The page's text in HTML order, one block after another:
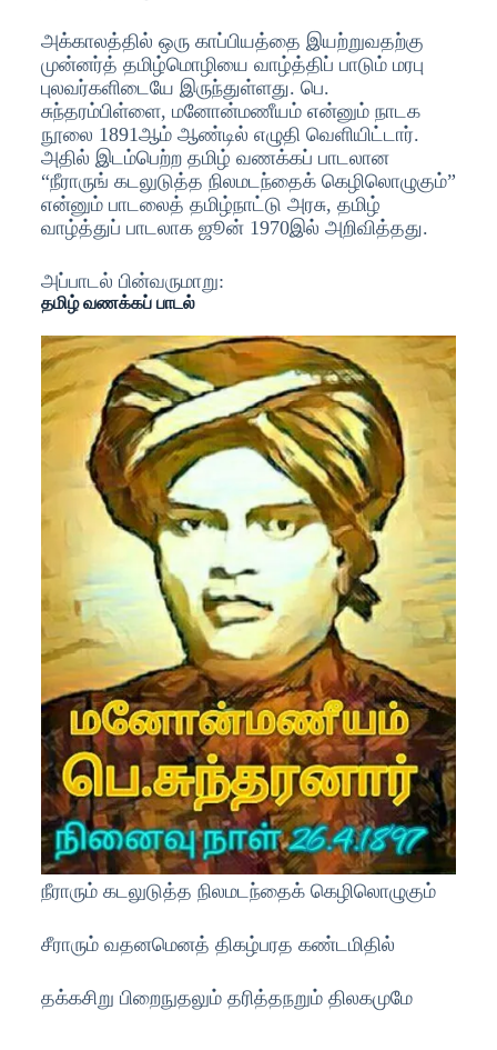
அக்காலத்தில் ஒரு காப்பியத்தை இயற்றுவதற்கு
முன்னர்த் தமிழ்மொழியை வாழ்த்திப் பாடும் மரபு
புலவர்களிடையே இருந்துள்ளது. பெ.
சுந்தரம்பிள்ளை, மனோன்மணீயம் என்னும் நாடக
நூலை 1891ஆம் ஆண்டில் எழுதி வெளியிட்டார்.
அதில் இடம்பெற்ற தமிழ் வணக்கப் பாடலான
“நீராருங் கடலுடுத்த நிலமடந்தைக் கெழிலொழுகும்”
என்னும் பாடலைத் தமிழ்நாட்டு அரசு, தமிழ்
வாழ்த்துப் பாடலாக ஜூன் 1970இல் அறிவித்தது.
அப்பாடல் பின்வருமாறு:
தமிழ் வணக்கப் பாடல்
நீராரும் கடலுடுத்த நிலமடந்தைக் கெழிலொழுகும்
சீராரும் வதனமெனத் திகழ்பரத கண்டமிதில்
தக்கசிறு பிறைநுதலும் தரித்தநறும் திலகமுமே